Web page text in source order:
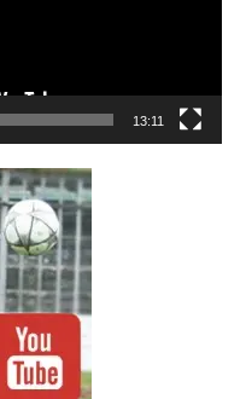
13:11